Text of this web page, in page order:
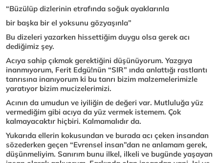
“Büzülüp dizlerinin etrafında soğuk ayaklarınla
bir başka bir el yoksunu gözyaşınla”
Bu dizeleri yazarken hissettiğim duygu olsa gerek acı
dediğimiz şey.
Acıya sahip çıkmak gerektiğini düşünüyorum. Yazgıya
inanmıyorum, Ferit Edgü!nün “SIR” ında anlattığı rastlantı
tanrısına inanıyorum ki bu tanrı bizim malzemelerimizle
yaratıyor bizim mucizelerimizi.
Acının da umudun ve iyiliğin de değeri var. Mutluluğa yüz
vermediğim gibi acıya da yüz vermek istemem. Çok
kalmayacaktır hiçbiri. Kalmamalıdır da.
Yukarıda ellerin kokusundan ve burada acı çeken insandan
sözederken geçen “Evrensel insan”dan ne anlamam gerek,
düşünmeliyim. Sanırım bunu ilkel, ilkeli ve bugünde yaşayan